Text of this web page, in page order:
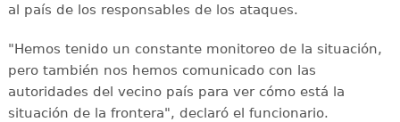
al país de los responsables de los ataques.
"Hemos tenido un constante monitoreo de la situación,
pero también nos hemos comunicado con las
autoridades del vecino país para ver cómo está la
situación de la frontera", declaró el funcionario.